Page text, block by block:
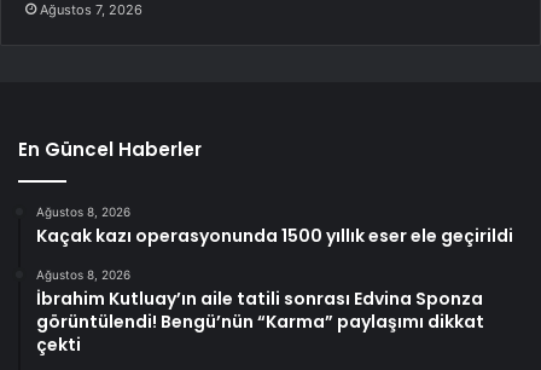
Ağustos 7, 2026
En Güncel Haberler
Ağustos 8, 2026
Kaçak kazı operasyonunda 1500 yıllık eser ele geçirildi
Ağustos 8, 2026
İbrahim Kutluay’ın aile tatili sonrası Edvina Sponza
görüntülendi! Bengü’nün “Karma” paylaşımı dikkat
çekti